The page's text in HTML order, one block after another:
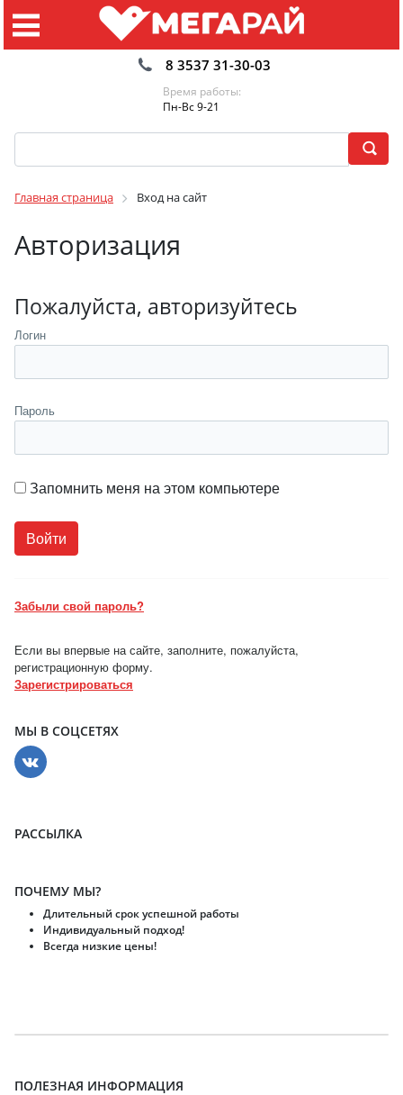
8 3537 31-30-03
Время работы:
Пн-Вс 9-21
Главная страница Вход на сайт
Авторизация
Пожалуйста, авторизуйтесь
Логин
Пароль
Запомнить меня на этом компьютере
Забыли свой пароль?
Если вы впервые на сайте, заполните, пожалуйста,
регистрационную форму.
Зарегистрироваться
МЫ В СОЦСЕТЯХ
РАССЫЛКА
ПОЧЕМУ МЫ?
Длительный срок успешной работы
Индивидуальный подход!
Всегда низкие цены!
ПОЛЕЗНАЯ ИНФОРМАЦИЯ